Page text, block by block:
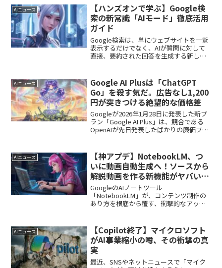
様々な見解が示されており、状況はまさ
に...
AIニュース
【ハンズオンで学ぶ】Google検
索の新常識「AIモード」徹底活用
ガイド
Google検索は、単にウェブサイトを一覧
表示するだけでなく、AIが質問に対して
直接、要約された回答を生成する新しい
れまで以上に複雑な情報収集やアイデア
出しが、...
AIニュース
Google AI Plusは「ChatGPT
Go」を殺す気だ。広告なし1,200
円が突きつける絶望的な価格差
Googleが2026年1月28日に発表した新プ
ラン「Google AI Plus」は、競合である
OpenAIが先日発表したばかりの廉価プラ
額1,500...
AIニュース
【神アプデ】NotebookLM、つ
いに動画自動生成へ！ソースから
解説動画を作る新機能がヤバい
【英語版】
GoogleのAIノートツール
「NotebookLM」が、コンテンツ制作の
あり方を根底から覆す、衝撃的なアップ
を自動で生成する機能」です。これまで
情報収集・整理ツールと...
AIニュース
【Copilot終了】マイクロソフト
がAI事業縮小の噂、その衝撃の真
実
最近、SNSやネットニュースで「マイク